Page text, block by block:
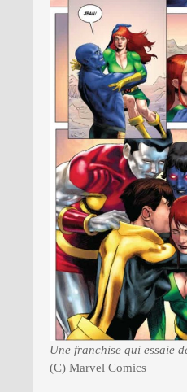
Une franchise qui essaie
(C) Marvel Comics